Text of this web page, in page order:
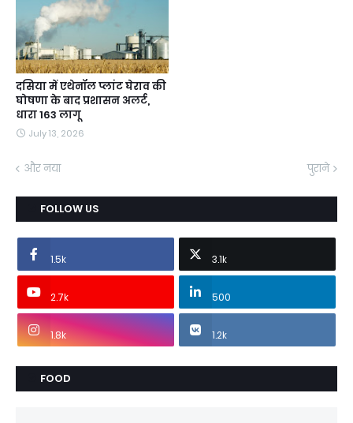
दसिया में एथेनॉल प्लांट घेराव की
घोषणा के बाद प्रशासन अलर्ट,
धारा 163 लागू
July 13, 2026
और नया पुराने
FOLLOW US
1.5k 3.1k
2.7k 500
1.8k 1.2k
FOOD